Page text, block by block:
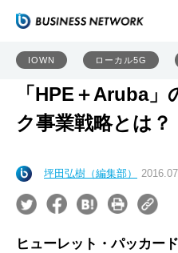
IOWN ローカル5G
「HPE＋Aruba
ク事業戦略とは？
坪田弘樹（編集部）
ヒューレット・パッカー